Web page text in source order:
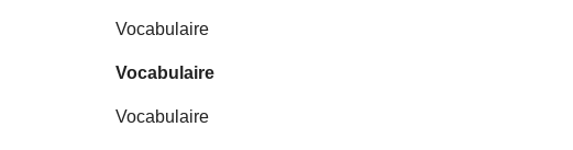
Vocabulaire
Vocabulaire
Vocabulaire